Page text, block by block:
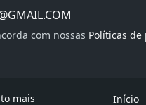
com nossas Políticas de
mais Início